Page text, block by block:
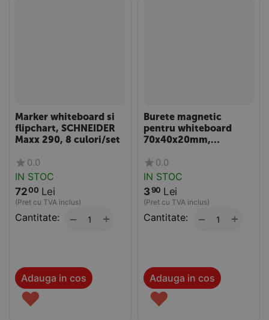
Marker whiteboard si
flipchart, SCHNEIDER
Maxx 290, 8 culori/set
0.0
IN STOC
7200 Lei
(Pret cu TVA inclus)
Cantitate: +
−
Adauga in cos
♥
Burete magnetic
pentru whiteboard
70x40x20mm,
0.0
IN STOC
390 Lei
(Pret cu TVA inclus)
Cantitate: +
−
Adauga in cos
♥